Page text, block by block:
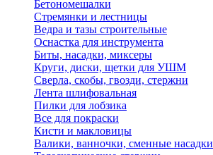
Бетономешалки
Стремянки и лестницы
Ведра и тазы строительные
Оснастка для инструмента
Биты, насадки, миксеры
Круги, диски, щетки для УШМ
Сверла, скобы, гвозди, стержни
Лента шлифовальная
Пилки для лобзика
Все для покраски
Кисти и макловицы
Валики, ванночки, сменные насадки